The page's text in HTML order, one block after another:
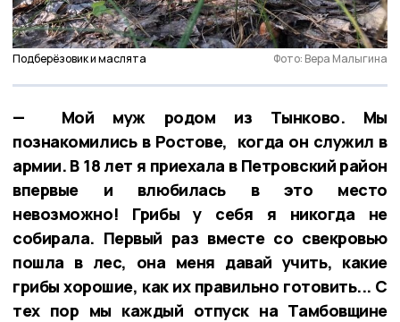
Подберёзовик и маслята Фото: Вера Малыгина
— Мой муж родом из Тынково. Мы
познакомились в Ростове, когда он служил в
армии. В 18 лет я приехала в Петровский район
впервые и влюбилась в это место
невозможно! Грибы у себя я никогда не
собирала. Первый раз вместе со свекровью
пошла в лес, она меня давай учить, какие
грибы хорошие, как их правильно готовить... С
тех пор мы каждый отпуск на Тамбовщине